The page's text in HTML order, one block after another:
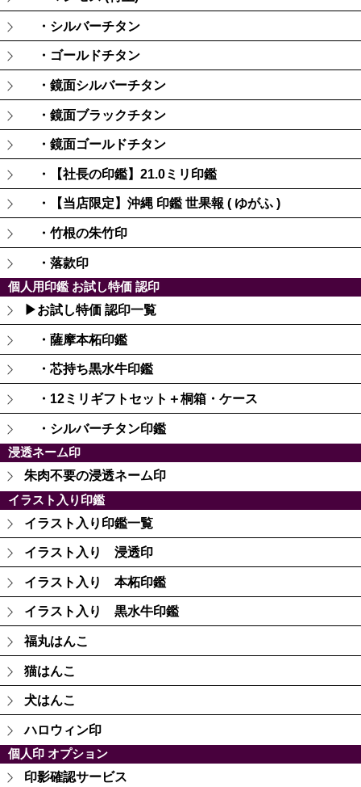
・シルバーチタン
・ゴールドチタン
・鏡面シルバーチタン
・鏡面ブラックチタン
・鏡面ゴールドチタン
・【社長の印鑑】21.0ミリ印鑑
・【当店限定】沖縄 印鑑 世果報 ( ゆがふ )
・竹根の朱竹印
・落款印
個人用印鑑 お試し特価 認印
▶お試し特価 認印一覧
・薩摩本柘印鑑
・芯持ち黒水牛印鑑
・12ミリギフトセット＋桐箱・ケース
・シルバーチタン印鑑
浸透ネーム印
朱肉不要の浸透ネーム印
イラスト入り印鑑
イラスト入り印鑑一覧
イラスト入り 浸透印
イラスト入り 本柘印鑑
イラスト入り 黒水牛印鑑
福丸はんこ
猫はんこ
犬はんこ
ハロウィン印
個人印 オプション
印影確認サービス